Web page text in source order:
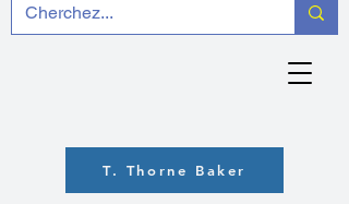
T. Thorne Baker